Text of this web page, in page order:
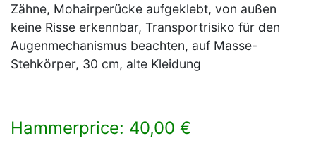
Zähne, Mohairperücke aufgeklebt, von außen
keine Risse erkennbar, Transportrisiko für den
Augenmechanismus beachten, auf Masse-
Stehkörper, 30 cm, alte Kleidung
Hammerprice: 40,00 €